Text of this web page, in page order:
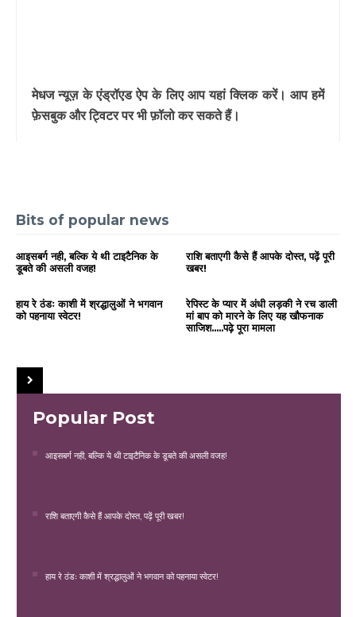
मेधज न्यूज़ के एंड्रॉएड ऐप के लिए आप यहां क्लिक करें। आप हमें
फ़ेसबुक और ट्विटर पर भी फ़ॉलो कर सकते हैं।
Bits of popular news
आइसबर्ग नही, बल्कि ये थी टाइटैनिक के
डूबते की असली वजह!
राशि बताएगी कैसे हैं आपके दोस्त, पढ़ें पूरी
खबर!
हाय रे ठंडः काशी में श्रद्धालुओं ने भगवान
को पहनाया स्वेटर!
रेपिस्ट के प्यार में अंधी लड़की ने रच डाली
मां बाप को मारने के लिए यह खौफनाक
साजिश.....पढ़े पूरा मामला
Popular Post
आइसबर्ग नही, बल्कि ये थी टाइटैनिक के डूबते की असली वजह!
राशि बताएगी कैसे हैं आपके दोस्त, पढ़ें पूरी खबर!
हाय रे ठंडः काशी में श्रद्धालुओं ने भगवान को पहनाया स्वेटर!